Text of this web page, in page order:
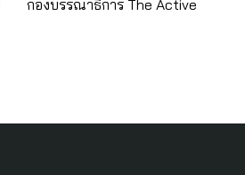
กองบรรณาธิการ The Active